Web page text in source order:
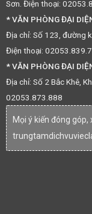
Sơn. Điện thoại:
* VĂN PHÒNG ĐẠI
Địa chỉ: Số 123, đường
Điện thoại:
* VĂN PHÒNG ĐẠI
Địa chỉ: Số 2 Bắc Khê,
02053.873.888
Mọi ý kiến đóng